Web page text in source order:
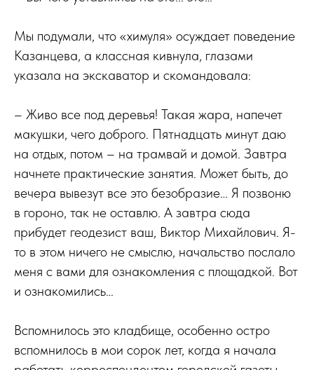
Мы подумали, что «химуля» осуждает поведение
Казанцева, а классная кивнула, глазами
указала на экскаватор и скомандовала:
– Живо все под деревья! Такая жара, напечет
макушки, чего доброго. Пятнадцать минут даю
на отдых, потом – на трамвай и домой. Завтра
начнете практические занятия. Может быть, до
вечера вывезут все это безобразие… Я позвоню
в гороно, так не оставлю. А завтра сюда
прибудет геодезист ваш, Виктор Михайлович. Я-
то в этом ничего не смыслю, начальство послало
меня с вами для ознакомления с площадкой. Вот
и ознакомились…
Вспомнилось это кладбище, особенно остро
вспомнилось в мои сорок лет, когда я начала